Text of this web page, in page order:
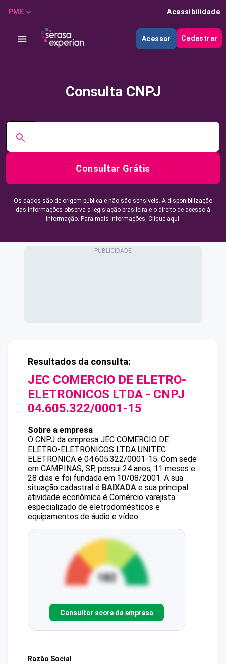
PME Acessibilidade
Acessar Cadastrar
Consulta CNPJ
Consultar Grátis
Os dados são de origem pública e não são sensíveis. A disponibilização
das informações observa a legislação brasileira e o direito de acesso à
informação. Para mais informações, Clique aqui.
Resultados da consulta:
JEC COMERCIO DE ELETRO-
ELETRONICOS LTDA - CNPJ
04.605.322/0001-15
Sobre a empresa
O CNPJ da empresa JEC COMERCIO DE
ELETRO-ELETRONICOS LTDA UNITEC
ELETRONICA é 04.605.322/0001-15. Com sede
em CAMPINAS, SP, possui 24 anos, 11 meses e
28 dias e foi fundada em 10/08/2001. A sua
situação cadastral é BAIXADA e sua principal
atividade econômica é Comércio varejista
especializado de eletrodomésticos e
equipamentos de áudio e vídeo.
Consultar score da empresa
Razão Social